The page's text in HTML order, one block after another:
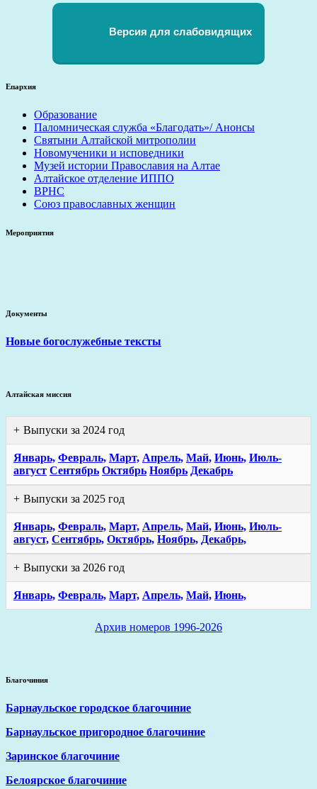
Версия для слабовидящих
Епархия
Образование
Паломническая служба «Благодать»/ Анонсы
Святыни Алтайской митрополии
Новомученики и исповедники
Музей истории Православия на Алтае
Алтайское отделение ИППО
ВРНС
Союз православных женщин
Мероприятия
Документы
Новые богослужебные тексты
Алтайская миссия
Выпуски за 2024 год
Январь, Февраль, Март, Апрель, Май, Июнь, Июль-
август Сентябрь Октябрь Ноябрь Декабрь
Выпуски за 2025 год
Январь, Февраль, Март, Апрель, Май, Июнь, Июль-
август, Сентябрь, Октябрь, Ноябрь, Декабрь,
Выпуски за 2026 год
Январь, Февраль, Март, Апрель, Май, Июнь,
Архив номеров 1996-2026
Благочиния
Барнаульское городское благочиние
Барнаульское пригородное благочиние
Заринское благочиние
Белоярское благочиние